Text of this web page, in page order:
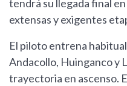
tendrá su llegada final
extensas y exigentes
El piloto entrena
Andacollo, Huinganco y
trayectoria en ascenso.